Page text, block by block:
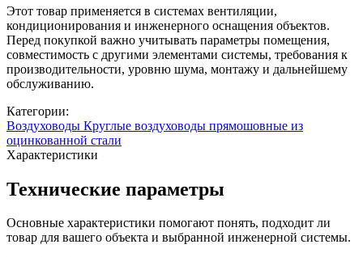
Этот товар применяется в системах вентиляции,
кондиционирования и инженерного оснащения объектов.
Перед покупкой важно учитывать параметры помещения,
совместимость с другими элементами системы, требования к
производительности, уровню шума, монтажу и дальнейшему
обслуживанию.
Категории:
Воздуховоды Круглые воздуховоды прямошовные из
оцинкованной стали
Характеристики
Технические параметры
Основные характеристики помогают понять, подходит ли
товар для вашего объекта и выбранной инженерной системы.